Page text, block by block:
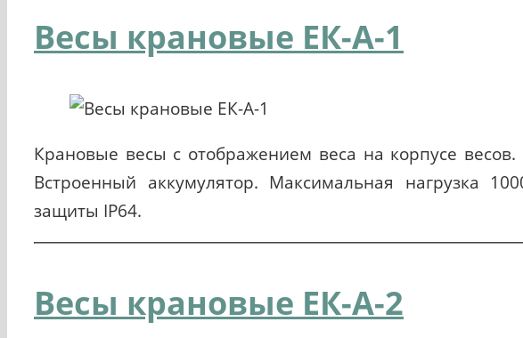
Весы крановые ЕК-A-1
Крановые весы с отображением веса на корпусе
Встроенный аккумулятор. Максимальная нагрузка
защиты IP64.
Весы крановые ЕК-A-2